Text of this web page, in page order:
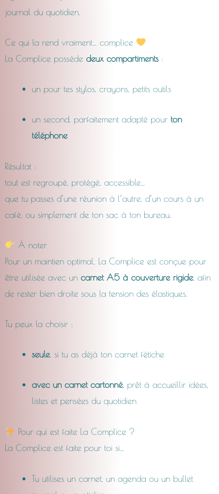
journal du quotidien.
Ce qui la rend vraiment… complice
La Complice possède deux compartiments:
un pour tes stylos, crayons, petits outils
un second, parfaitement adapté pour ton
téléphone
Résultat :
tout est regroupé, protégé, accessible…
que tu passes d’une réunion à l’autre, d’un cours à un
café, ou simplement de ton sac à ton bureau.
À noter
Pour un maintien optimal, La Complice est conçue pour
être utilisée avec un carnet A5 à couverture rigide , afin
de rester bien droite sous la tension des élastiques.
Tu peux la choisir :
seule, si tu as déjà ton carnet fétiche
avec un carnet cartonné, prêt à accueillir idées,
listes et pensées du quotidien
Pour qui est faite La Complice ?
La Complice est faite pour toi si…
Tu utilises un carnet, un agenda ou un bullet